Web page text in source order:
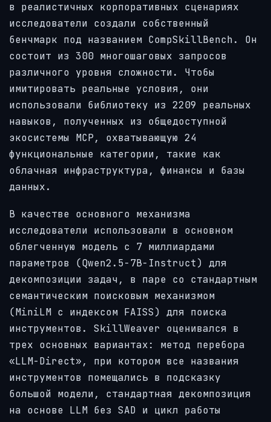
в реалистичных корпоративных сценариях
исследователи создали собственный
бенчмарк под названием CompSkillBench. Он
состоит из 300 многошаговых запросов
различного уровня сложности. Чтобы
имитировать реальные условия, они
использовали библиотеку из 2209 реальных
навыков, полученных из общедоступной
экосистемы MCP, охватывающую 24
функциональные категории, такие как
облачная инфраструктура, финансы и базы
данных.
В качестве основного механизма
исследователи использовали в основном
облегченную модель с 7 миллиардами
параметров (Qwen2.5-7B-Instruct) для
декомпозиции задач, в паре со стандартным
семантическим поисковым механизмом
(MiniLM с индексом FAISS) для поиска
инструментов. SkillWeaver оценивался в
трех основных вариантах: метод перебора
«LLM-Direct», при котором все названия
инструментов помещались в подсказку
большой модели, стандартная декомпозиция
на основе LLM без SAD и цикл работы